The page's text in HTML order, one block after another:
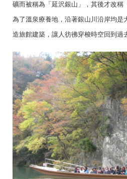
礦而被稱為「延沢銀山」，其後才改稱
為了溫泉療養地，沿著銀山川沿岸均是
造旅館建築，讓人彷彿穿梭時空回到過